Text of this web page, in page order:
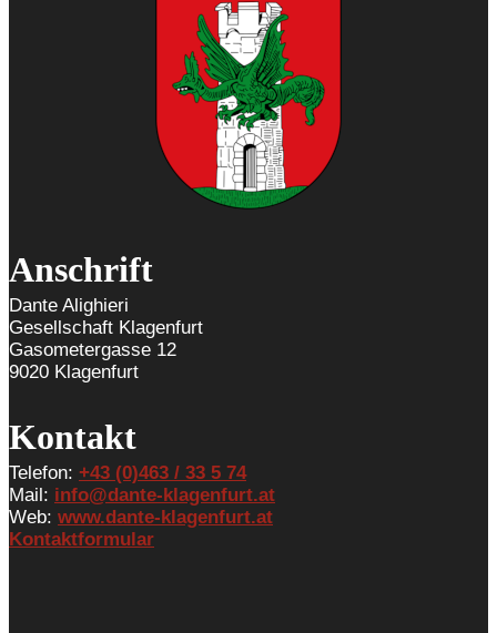
Anschrift
Dante Alighieri
Gesellschaft Klagenfurt
Gasometergasse 12
9020 Klagenfurt
Kontakt
Telefon: +43 (0)463 / 33 5 74
Mail: info@dante-klagenfurt.at
Web: www.dante-klagenfurt.at
Kontaktformular